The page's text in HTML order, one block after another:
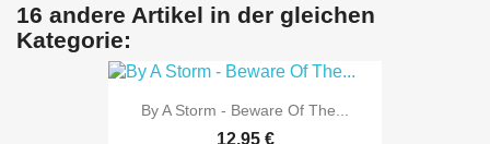
16 andere Artikel in der gleichen
Kategorie:
By A Storm - Beware Of The...
12,95 €